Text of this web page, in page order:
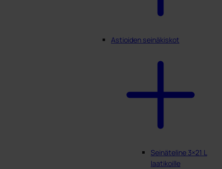
Astioiden seinäkiskot
Seinäteline 3×21 L
laatikoille